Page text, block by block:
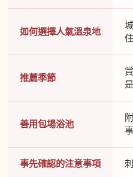
如何選擇人氣溫泉地
推薦季節
善用包場浴池
事先確認的注意事項